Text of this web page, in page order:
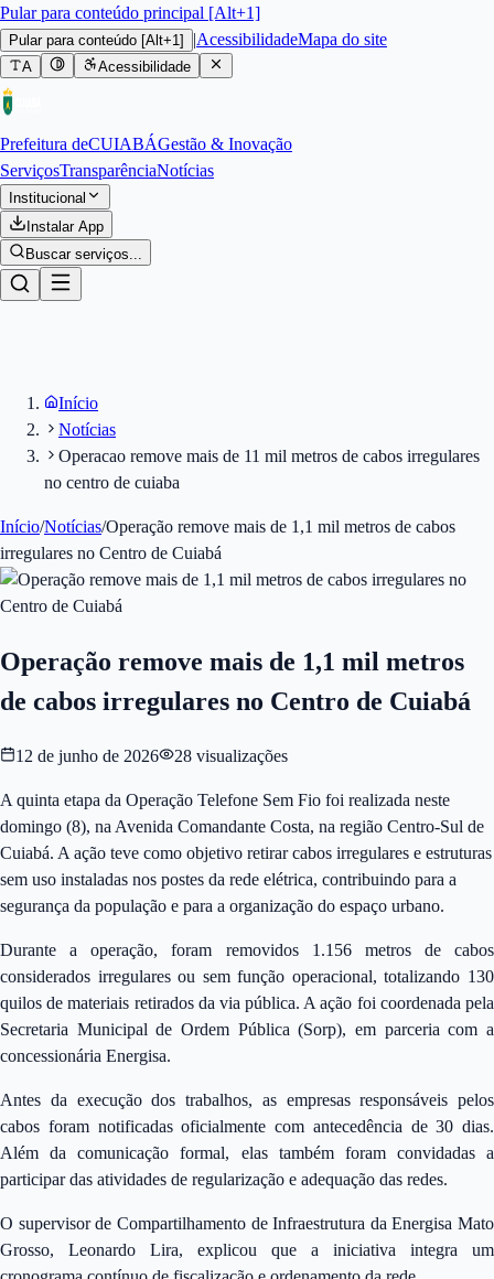
Pular para conteúdo principal [Alt+1]
Pular para conteúdo [Alt+1] |AcessibilidadeMapa do site
A Acessibilidade
Prefeitura deCUIABÁGestão & Inovação
ServiçosTransparênciaNotícias
Institucional
Instalar App
Buscar serviços...
Início
Notícias
Operacao remove mais de 11 mil metros de cabos irregulares
no centro de cuiaba
Início/Notícias/Operação remove mais de 1,1 mil metros de cabos
irregulares no Centro de Cuiabá
Operação remove mais de 1,1 mil metros
de cabos irregulares no Centro de Cuiabá
12 de junho de 2026 28 visualizações
A quinta etapa da Operação Telefone Sem Fio foi realizada neste
domingo (8), na Avenida Comandante Costa, na região Centro-Sul de
Cuiabá. A ação teve como objetivo retirar cabos irregulares e estruturas
sem uso instaladas nos postes da rede elétrica, contribuindo para a
segurança da população e para a organização do espaço urbano.
Durante a operação, foram removidos 1.156 metros de cabos
considerados irregulares ou sem função operacional, totalizando 130
quilos de materiais retirados da via pública. A ação foi coordenada pela
Secretaria Municipal de Ordem Pública (Sorp), em parceria com a
concessionária Energisa.
Antes da execução dos trabalhos, as empresas responsáveis pelos
cabos foram notificadas oficialmente com antecedência de 30 dias.
Além da comunicação formal, elas também foram convidadas a
participar das atividades de regularização e adequação das redes.
O supervisor de Compartilhamento de Infraestrutura da Energisa Mato
Grosso, Leonardo Lira, explicou que a iniciativa integra um